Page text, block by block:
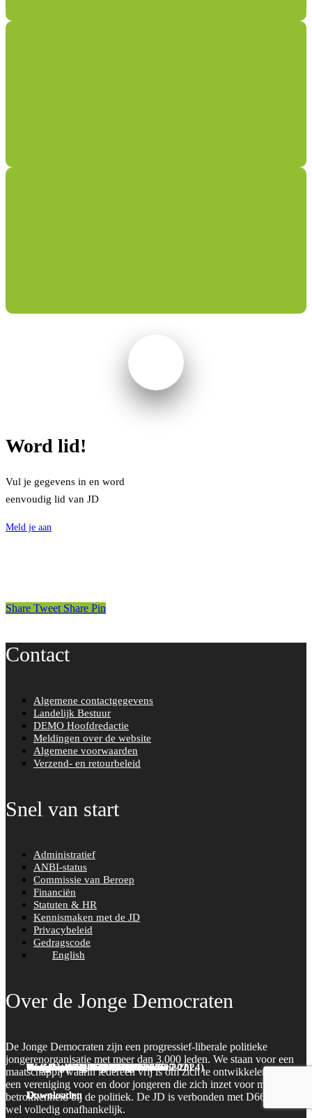
Regionaal Politiek Programma 2021
Downloaden
Oud-Besturen JD Brabant (2007-2024)
Downloaden
Afdelingsreglement
Downloaden
Bestuursplan Van Alst I
Downloaden
Kandidaatstellingsformulier
Downloaden
Template AR-wijziging
Downloaden
Template organisatorische motie
Downloaden
Functieprofielen bestuur
Downloaden
Notulen-AAV-4-3-2026
Downloaden
Notulen-AAV-4-2-2026
Downloaden
Notulen-AAV-27-12-2025
Downloaden
Notulen-AAV-25-11-2025
Downloaden
Congresboek-AAV-4-3-2026
Downloaden
Congresboek-AAV-04-02-2026
Downloaden
Congresboek-AAV-27-12-2025
Downloaden
Congresboek AAV 25-11-2025
Downloaden
Word lid!
Vul je gegevens in en word
eenvoudig lid van JD
Meld je aan
Share Tweet Share Pin
Contact
Algemene contactgegevens
Landelijk Bestuur
DEMO Hoofdredactie
Meldingen over de website
Algemene voorwaarden
Verzend- en retourbeleid
Snel van start
Administratief
ANBI-status
Commissie van Beroep
Financiën
Statuten & HR
Kennismaken met de JD
Privacybeleid
Gedragscode
English
Over de Jonge Democraten
De Jonge Democraten zijn een progressief-liberale politieke
jongerenorganisatie met meer dan 3.000 leden. We staan voor een
maatschappij waarin iedereen vrij is om zich te ontwikkelen. We zijn
een vereniging voor en door jongeren die zich inzet voor meer
betrokkenheid bij de politiek. De JD is verbonden met D66, maar
wel volledig onafhankelijk.